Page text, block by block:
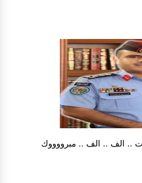
.. الف .. الف .. مبرووووك